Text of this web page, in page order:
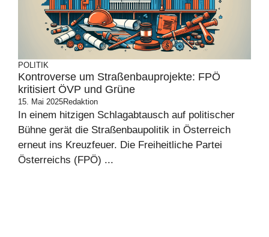
POLITIK
Kontroverse um Straßenbauprojekte: FPÖ
kritisiert ÖVP und Grüne
15. Mai 2025Redaktion
In einem hitzigen Schlagabtausch auf politischer
Bühne gerät die Straßenbaupolitik in Österreich
erneut ins Kreuzfeuer. Die Freiheitliche Partei
Österreichs (FPÖ) ...